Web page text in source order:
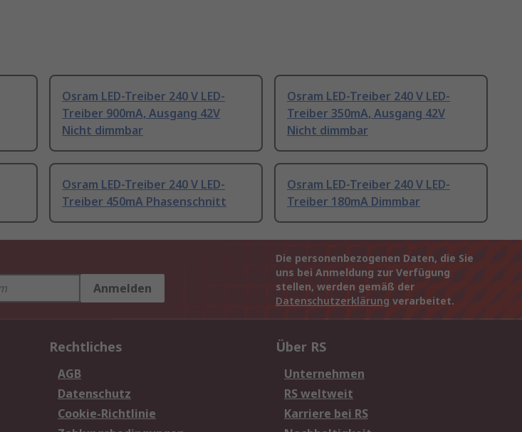
Osram LED-Treiber 240 V LED-
Treiber 900mA, Ausgang 42V
Nicht dimmbar
Osram LED-Treiber 240 V LED-
Treiber 350mA, Ausgang 42V
Nicht dimmbar
Osram LED-Treiber 240 V LED-
Treiber 450mA Phasenschnitt
Osram LED-Treiber 240 V LED-
Treiber 180mA Dimmbar
Anmelden
Die personenbezogenen Daten, die Sie
uns bei Anmeldung zur Verfügung
stellen, werden gemäß der
Datenschutzerklärung verarbeitet.
Rechtliches
AGB
Datenschutz
Cookie-Richtlinie
Über RS
Unternehmen
RS weltweit
Karriere bei RS